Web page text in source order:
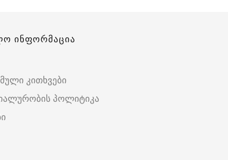
ინფორმაცია
კითხვები
პოლიტიკა